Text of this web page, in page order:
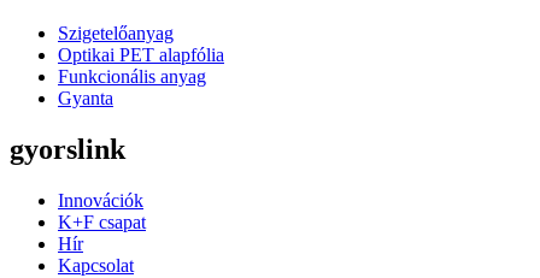
Szigetelőanyag
Optikai PET alapfólia
Funkcionális anyag
Gyanta
gyorslink
Innovációk
K+F csapat
Hír
Kapcsolat